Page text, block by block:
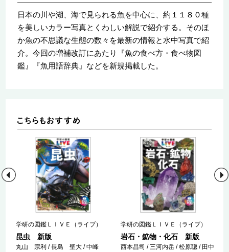
日本の川や湖、海で見られる魚を中心に、約１１８０種
を美しいカラー写真とくわしい解説で紹介する。そのほ
か魚の不思議な生態の数々を最新の情報と水中写真で紹
介。今回の増補改訂にあたり『魚の食べ方・食べ物図
鑑』『魚用語辞典』などを新規掲載した。
学研の図鑑ＬＩＶＥ（ライブ）
昆虫 新版
丸山 宗利 / 長島 聖大 / 中峰
学研の図鑑ＬＩＶＥ（ライブ）
岩石・鉱物・化石 新版
西本昌司 / 三河内岳 / 松原聰 / 田中